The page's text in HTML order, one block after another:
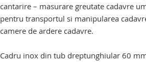
cantarire – masurare greutate cadavre
pentru transportul si manipularea
camere de ardere cadavre.
Cadru inox din tub dreptunghiular 60